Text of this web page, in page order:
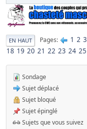
EN HAUT Pages 1 2 3
18 19 20 21 22 23 24 25
Sondage
Sujet déplacé
Sujet bloqué
Sujet épinglé
Sujets que vous suivez